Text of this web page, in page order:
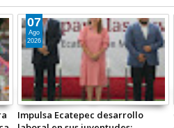
Llega a Ecatepec el Festival
05
Ago
2026